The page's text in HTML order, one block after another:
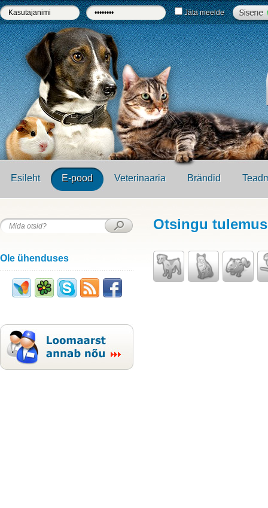
Jäta meelde
Esileht E-pood Veterinaaria Brändid
Ole ühenduses
Otsingu